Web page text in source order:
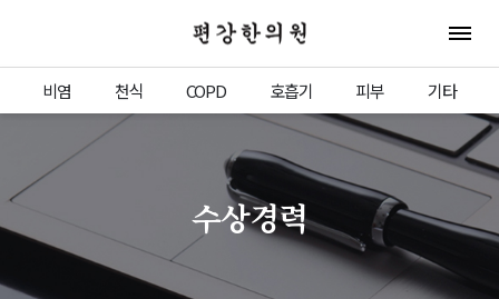
편강한의원 전체
비염 천식 COPD 호흡기 피부 기타
수상경력